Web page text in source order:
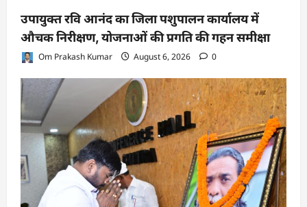
उपायुक्त रवि आनंद का जिला पशुपालन कार्यालय में
औचक निरीक्षण, योजनाओं की प्रगति की गहन समीक्षा
Om Prakash Kumar August 6, 2026 0